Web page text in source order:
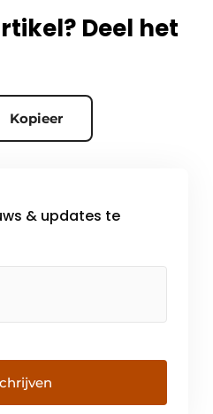
Deel het
Kopieer
& updates te